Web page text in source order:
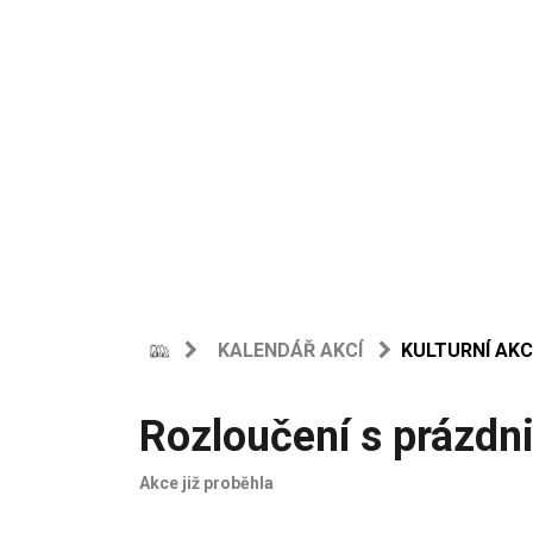
KALENDÁŘ AKCÍ KULTURNÍ
Rozloučení s
Akce již proběhla